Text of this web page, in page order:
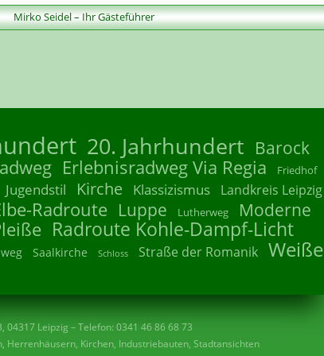
Mirko Seidel – Ihr Gästeführer
20. Jahrhundert Barock
Erlebnisradweg Via Regia Friedhof
Jugendstil Kirche Klassizismus Landkreis Leipzig
Radroute Luppe Lutherweg Moderne
Radroute Kohle-Dampf-Licht
Saalkirche Schloss Straße der Romanik Weiße
Leipzig – Telefon: 0341 46 86 68 73
Herrenhäusern, Kirchen, Industriebauten, Stadtansichten